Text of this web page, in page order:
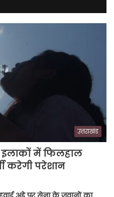
उत्तराखंड
इलाकों में फिलहाल
करेगी परेशान